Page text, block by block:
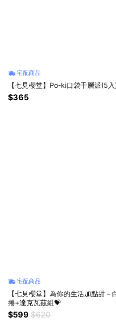
宅配商品
【七見櫻堂】Po-ki口袋千層派(5入
$365
宅配商品
【七見櫻堂】為你的生活加點甜－
捲+達克瓦茲組💝
$599 $620